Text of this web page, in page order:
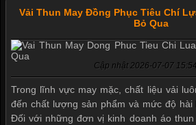
Vải Thun May Đồng Phục Tiêu Chí
Bỏ Qua
Cập nhật 2026-07-07
Trong lĩnh vực may mặc, chất liệu vải
đến chất lượng sản phẩm và mức độ hài
Đối với những đơn vị kinh doanh áo